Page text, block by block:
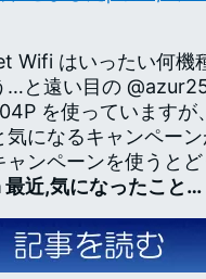
Wifi はいったい何機
…と遠い目の
を使っていますが
気になるキャンペー
ャンペーンを使うと
最近,気になったこと…